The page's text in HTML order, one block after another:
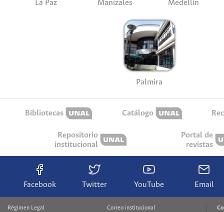
La Paz Manizales Medellín
Palmira
Bibliotecas Catálogo
Repositorio
institucional
Portal de
revistas
Facebook Twitter YouTube Email
Régimen Legal
Correo institucional